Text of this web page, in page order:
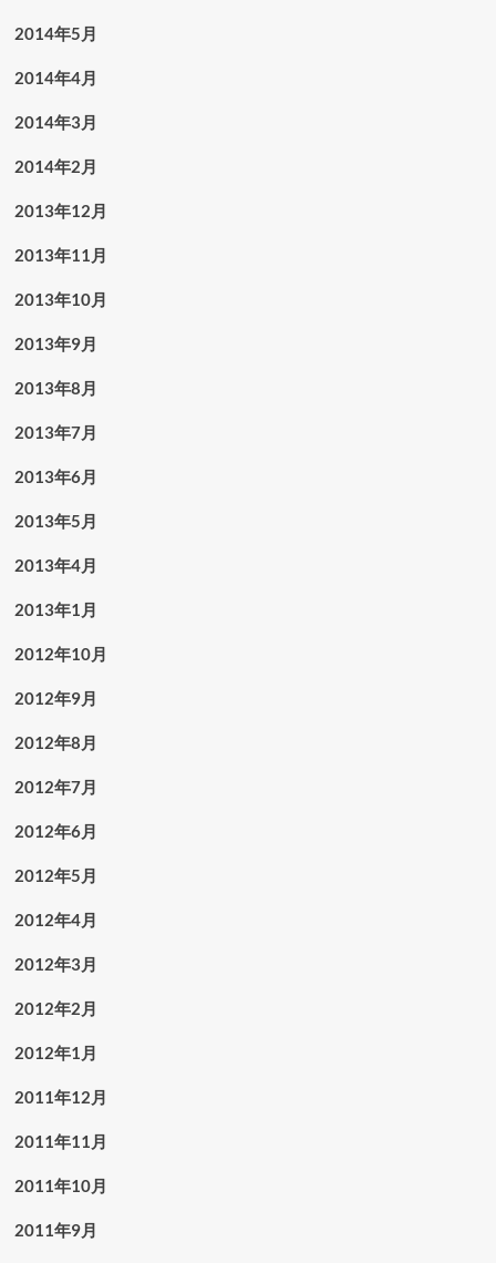
2014年5月
2014年4月
2014年3月
2014年2月
2013年12月
2013年11月
2013年10月
2013年9月
2013年8月
2013年7月
2013年6月
2013年5月
2013年4月
2013年1月
2012年10月
2012年9月
2012年8月
2012年7月
2012年6月
2012年5月
2012年4月
2012年3月
2012年2月
2012年1月
2011年12月
2011年11月
2011年10月
2011年9月